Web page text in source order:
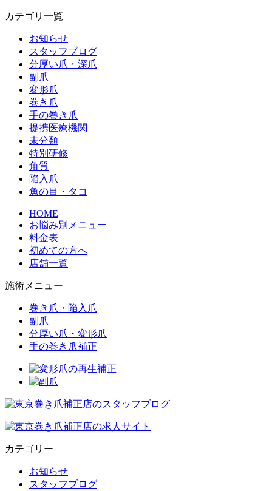
カテゴリ一覧
お知らせ
スタッフブログ
分厚い爪・深爪
副爪
変形爪
巻き爪
手の巻き爪
提携医療機関
未分類
特別研修
角質
陥入爪
魚の目・タコ
HOME
お悩み別メニュー
料金表
初めての方へ
店舗一覧
施術メニュー
巻き爪・陥入爪
副爪
分厚い爪・変形爪
手の巻き爪補正
カテゴリー
お知らせ
スタッフブログ